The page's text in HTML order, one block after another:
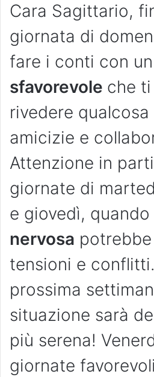
Cara Sagittario,
giornata di
fare i conti con un
sfavorevole che
rivedere qualcosa
amicizie e
Attenzione in
giornate di
e giovedì, quando
nervosa
tensioni e
prossima
situazione sarà
più serena!
giornate